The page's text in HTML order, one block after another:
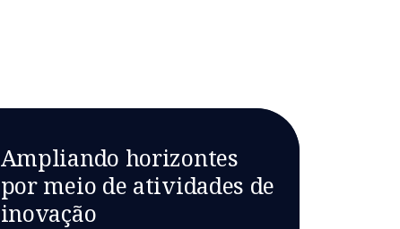
Ampliando horizontes
por meio de atividades de
inovação